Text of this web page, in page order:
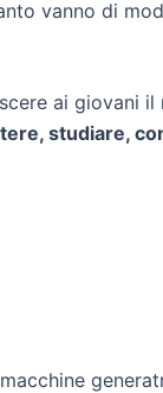
vanno di
ai giovani
studiare,